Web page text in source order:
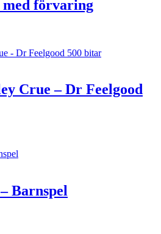
förvaring
Crue – Dr Feelgood
Barnspel